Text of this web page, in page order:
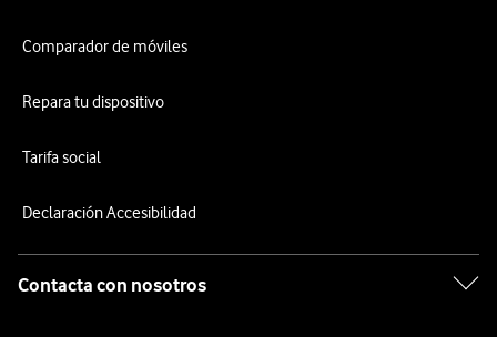
Comparador de móviles
Repara tu dispositivo
Tarifa social
Declaración Accesibilidad
Contacta con nosotros